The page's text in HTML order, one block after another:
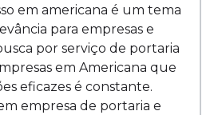
em americana é um tema
para empresas e
por serviço de portaria
em Americana que
eficazes é constante.
empresa de portaria e